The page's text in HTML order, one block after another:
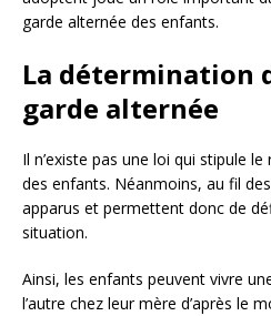
garde alternée des enfants.
La détermination
garde alternée
Il n’existe pas une loi qui stipule
des enfants. Néanmoins, au fil
apparus et permettent donc de
situation.
Ainsi, les enfants peuvent vivre
l’autre chez leur mère d’après le